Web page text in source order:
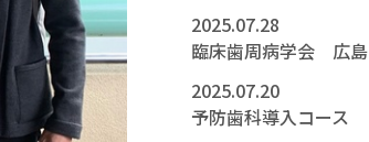
2025.07.28
臨床歯周病学会 広島
2025.07.20
予防歯科導入コース